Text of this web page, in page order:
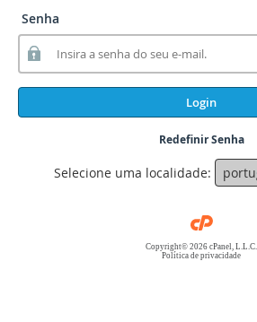
Senha
Login
Redefinir Senha
Selecione uma localidade:
Copyright© 2026 cPanel, L.L.C.
Política de privacidade